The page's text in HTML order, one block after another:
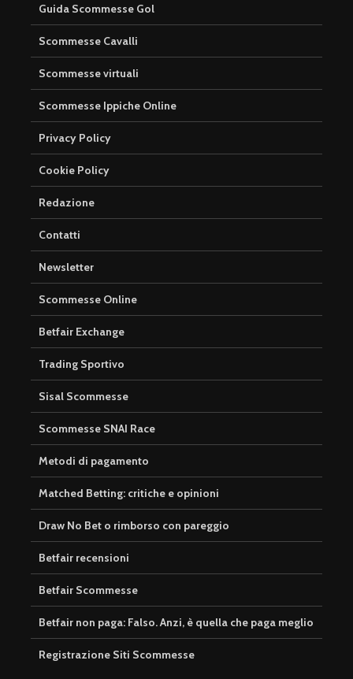
Guida Scommesse Gol
Scommesse Cavalli
Scommesse virtuali
Scommesse Ippiche Online
Privacy Policy
Cookie Policy
Redazione
Contatti
Newsletter
Scommesse Online
Betfair Exchange
Trading Sportivo
Sisal Scommesse
Scommesse SNAI Race
Metodi di pagamento
Matched Betting: critiche e opinioni
Draw No Bet o rimborso con pareggio
Betfair recensioni
Betfair Scommesse
Betfair non paga: Falso. Anzi, è quella che paga meglio
Registrazione Siti Scommesse